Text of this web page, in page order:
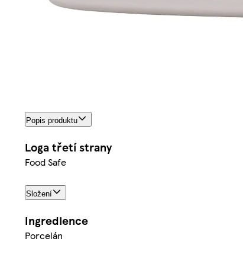
Popis produktu
Loga třetí strany
Food Safe
Složení
Ingredience
Porcelán